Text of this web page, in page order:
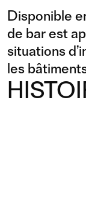
Disponible
de bar est
situations
les